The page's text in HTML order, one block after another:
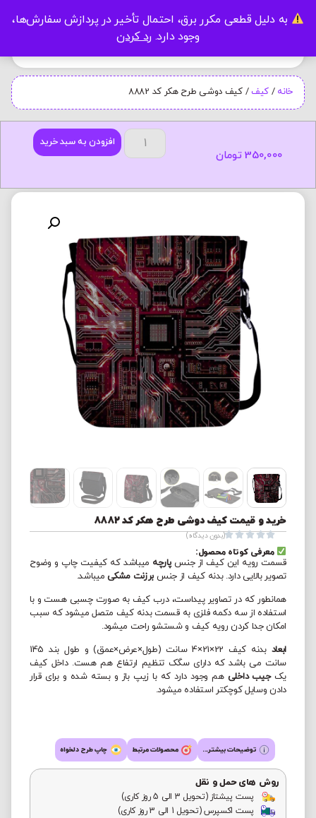
به دلیل قطعی مکرر برق، احتمال تأخیر در پردازش سفارش‌ها،
وجود دارد. رد کردن
خانه / کیف / کیف دوشی طرح هکر کد 8882
افزودن به سبد خرید
350,000 تومان
خرید و قیمت کیف دوشی طرح هکر کد 8882




(بدون دیدگاه)
معرفی کوتاه محصول:
قسمت رویه این کیف از جنسپارچه میباشد که کیفیت چاپ و وضوح
تصویر بالایی دارد. بدنه کیف از جنس برزنت مشکیمیباشد.
همانطور که در تصاویر پیداست، درب کیف به صورت چسبی هست و با
استفاده از سه دکمه فلزی به قسمت بدنه کیف متصل میشود که سبب
امکان جدا کردن رویه کیف و شستشو راحت میشود.
ابعاد
بدنه کیف 22×21×4 سانت (طول×عرض×عمق) و طول بند 145
سانت می باشد که دارای سگک تنظیم ارتفاع هم هست. داخل کیف
یکجیب داخلی هم وجود دارد که با زیپ باز و بسته شده و برای قرار
دادن وسایل کوچکتر استفاده میشود.
توضیحات بیشتر... محصولات مرتبط چاپ طرح دلخواه
روش های حمل و نقل
پست پیشتاز (تحویل 3 الی 5 روز کاری)
پست اکسپرس (تحویل 1 الی 3 روز کاری)